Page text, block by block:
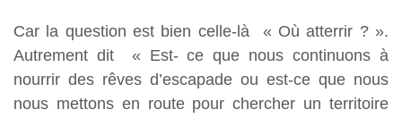
Car la question est bien celle-là « Où atterrir ? ».
Autrement dit « Est- ce que nous continuons à
nourrir des rêves d’escapade ou est-ce que nous
nous mettons en route pour chercher un territoire